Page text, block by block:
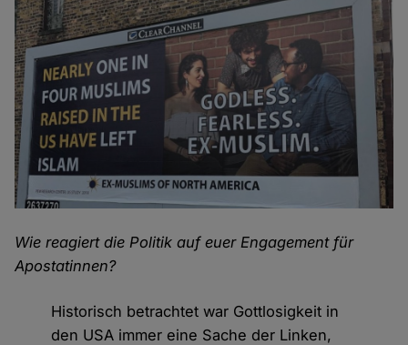
Wie reagiert die Politik auf euer Engagement für
Apostatinnen?
Historisch betrachtet war Gottlosigkeit in
den USA immer eine Sache der Linken,